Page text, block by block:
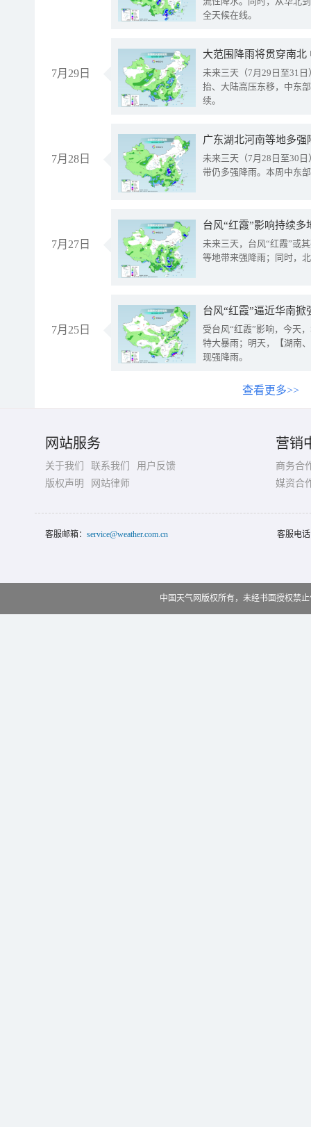
全天候在线。
7月29日
大范围降雨将贯穿南
未来三天（7月29日至31
抬、大陆高压东移，中东
续。
7月28日
广东湖北河南等地多
未来三天（7月28日至30
带仍多强降雨。本周中东
7月27日
台风“红霞”影响持续
未来三天，台风“红霞”或
等地带来强降雨；同时，
7月25日
台风“红霞”逼近华南
受台风“红霞”影响，今天
特大暴雨；明天，【湖南
现强降雨。
查看更多>>
网站服务
关于我们 联系我们
用户反馈
版权声明
网站律师
营销
商务合
媒资合
客服邮箱： service@weather.com.cn 客服电
中国天气网版权所有，未经书面授权